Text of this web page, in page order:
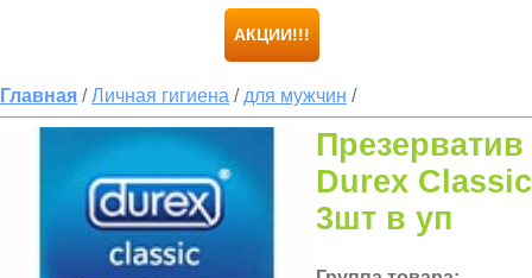
АКЦИИ!!!
Главная /Личная гигиена / для мужчин /
Презерватив
Durex Classic
3шт в уп